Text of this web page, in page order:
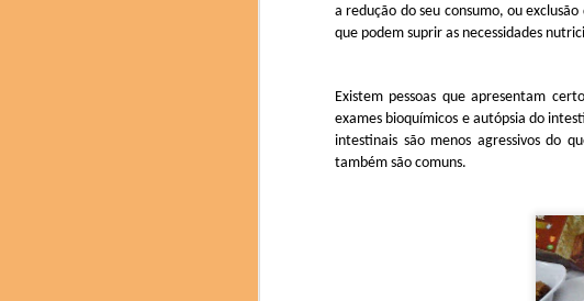
a redução do seu consumo, ou
que podem suprir as necessidades
Existem pessoas que apresentam
exames bioquímicos e autópsia do
intestinais são menos agressivos do
também são comuns.
texturas. Com a coordenação de
(Cientista Ajinomoto) e os chefs